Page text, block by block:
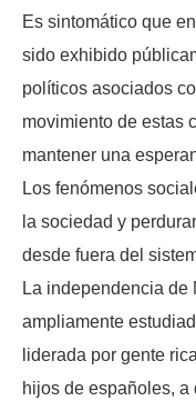
Es sintomático que
sido exhibido
políticos asociados
movimiento de estas
mantener una
Los fenómenos
la sociedad y
desde fuera del
La independencia de
ampliamente
liderada por gente
hijos de españoles,